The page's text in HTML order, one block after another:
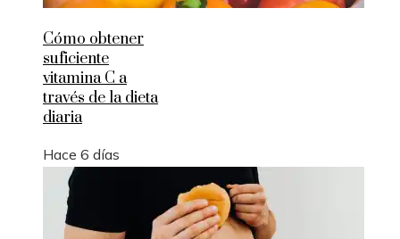
Cómo obtener
suficiente
vitamina C a
través de la dieta
diaria
Hace 6 días